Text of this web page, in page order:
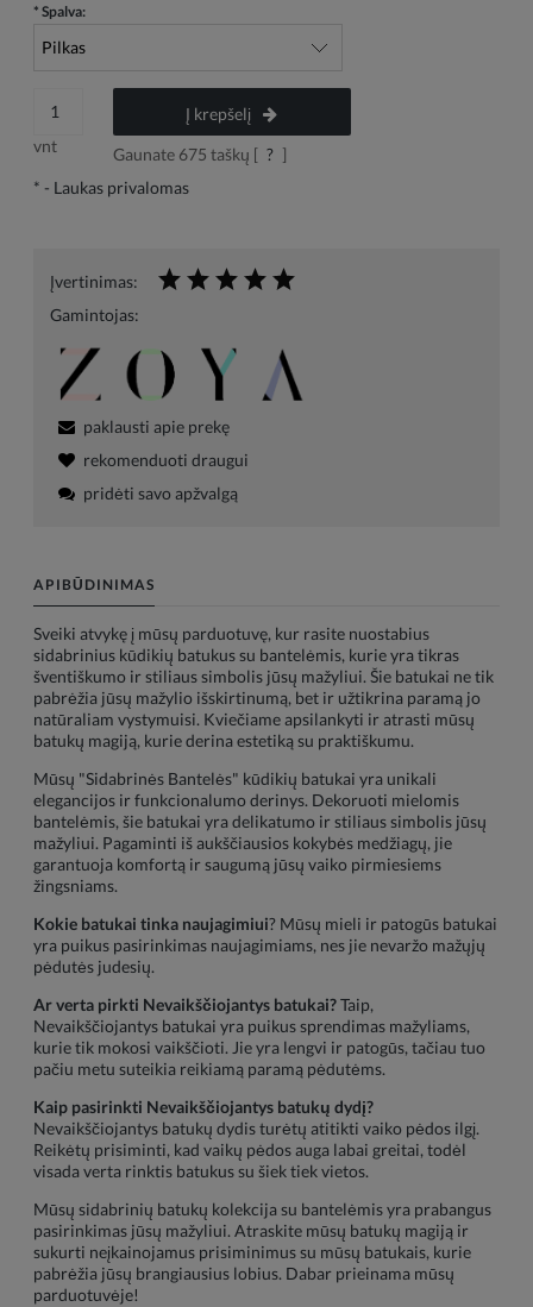
* Spalva:
vnt
Į krepšelį
Gaunate 675 taškų [ ? ]
* - Laukas privalomas
Įvertinimas:
Gamintojas:
paklausti apie prekę
rekomenduoti draugui
pridėti savo apžvalgą
APIBŪDINIMAS
Sveiki atvykę į mūsų parduotuvę, kur rasite nuostabius
sidabrinius kūdikių batukus su bantelėmis, kurie yra tikras
šventiškumo ir stiliaus simbolis jūsų mažyliui. Šie batukai ne tik
pabrėžia jūsų mažylio išskirtinumą, bet ir užtikrina paramą jo
natūraliam vystymuisi. Kviečiame apsilankyti ir atrasti mūsų
batukų magiją, kurie derina estetiką su praktiškumu.
Mūsų "Sidabrinės Bantelės" kūdikių batukai yra unikali
elegancijos ir funkcionalumo derinys. Dekoruoti mielomis
bantelėmis, šie batukai yra delikatumo ir stiliaus simbolis jūsų
mažyliui. Pagaminti iš aukščiausios kokybės medžiagų, jie
garantuoja komfortą ir saugumą jūsų vaiko pirmiesiems
žingsniams.
Kokie batukai tinka naujagimiui? Mūsų mieli ir patogūs batukai
yra puikus pasirinkimas naujagimiams, nes jie nevaržo mažųjų
pėdutės judesių.
Ar verta pirkti Nevaikščiojantys batukai?Taip,
Nevaikščiojantys batukai yra puikus sprendimas mažyliams,
kurie tik mokosi vaikščioti. Jie yra lengvi ir patogūs, tačiau tuo
pačiu metu suteikia reikiamą paramą pėdutėms.
Kaip pasirinkti Nevaikščiojantys batukų dydį?
Nevaikščiojantys batukų dydis turėtų atitikti vaiko pėdos ilgį.
Reikėtų prisiminti, kad vaikų pėdos auga labai greitai, todėl
visada verta rinktis batukus su šiek tiek vietos.
Mūsų sidabrinių batukų kolekcija su bantelėmis yra prabangus
pasirinkimas jūsų mažyliui. Atraskite mūsų batukų magiją ir
sukurti neįkainojamus prisiminimus su mūsų batukais, kurie
pabrėžia jūsų brangiausius lobius. Dabar prieinama mūsų
parduotuvėje!